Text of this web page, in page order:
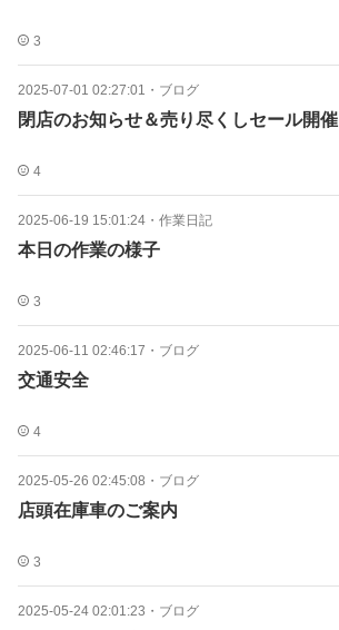
3
2025-07-01 02:27:01 ・ ブログ
閉店のお知らせ＆売り尽くしセール開催
4
2025-06-19 15:01:24 ・ 作業日記
本日の作業の様子
3
2025-06-11 02:46:17 ・ ブログ
交通安全
4
2025-05-26 02:45:08 ・ ブログ
店頭在庫車のご案内
3
2025-05-24 02:01:23 ・ ブログ